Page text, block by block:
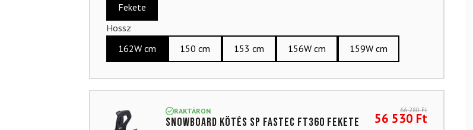
Fekete
Hossz
162W cm
150 cm 153 cm 156W cm 159W cm
RAKTÁRON
Snowboard kötés SP Fastec FT360 Fekete
66 280Ft
56 530 Ft